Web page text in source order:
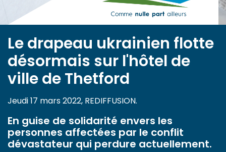
Le drapeau ukrainien flotte
désormais sur l'hôtel de
ville de Thetford
Jeudi 17 mars 2022, REDIFFUSION.
En guise de solidarité envers les
personnes affectées par le conflit
dévastateur qui perdure actuellement.